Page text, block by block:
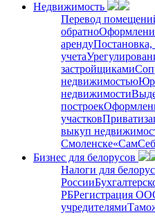
Недвижимость
Перевод
обратно
арендуПостановка,
учета
застройщиками
недвижимостью
недвижимости
построек
участков
выкуп
Cмоленске
Бизнес для белорусов
Налоги для
России
РБРегистрация
учредителями